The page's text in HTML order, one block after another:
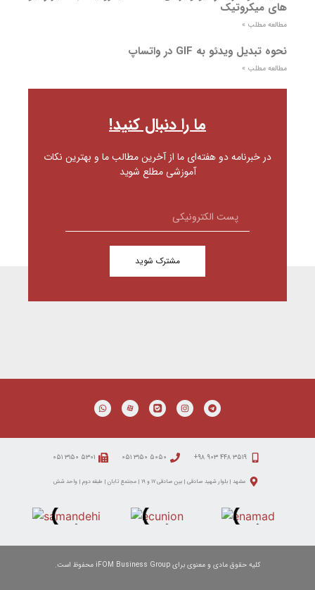
های میکروتیک
مطالعه مطلب »
نحوه تبدیل ویدئو به GIF در واتساپ
مطالعه مطلب »
ما را دنبال کنید!
در خبرنامه دو هفته‌ای ما از آخرین مطالب ما و بهترین نکات
آموزشی مطلع شوید
مشترک شوید
۳۵۱۹ ۴۴۸ ۹۰۳ ۹۸+ ۵۰۵۰ ۳۱۵۰ ۰۵۱ ۵۳۰۱ ۳۱۵۰ ۰۵۱
مشهد | بلوار شهید صادقی | بین صادقی ۱۷ و ۱۹ | مجتمع تابان | طبقه دوم | واحد شش
کلیه حقوق مادی و معنوی برای iFOM Business Group محفوظ است.